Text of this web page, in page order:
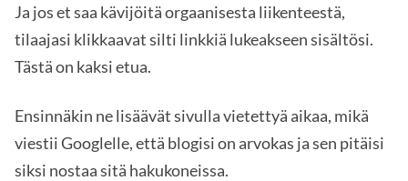
Ja jos et saa kävijöitä orgaanisesta liikenteestä,
tilaajasi klikkaavat silti linkkiä lukeakseen sisältösi.
Tästä on kaksi etua.
Ensinnäkin ne lisäävät sivulla vietettyä aikaa, mikä
viestii Googlelle, että blogisi on arvokas ja sen pitäisi
siksi nostaa sitä hakukoneissa.